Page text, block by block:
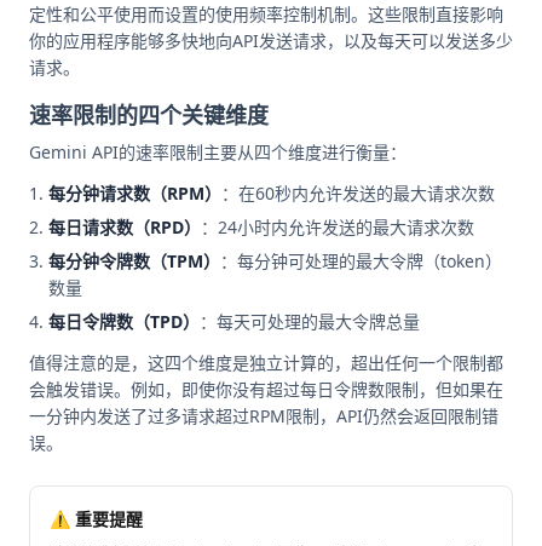
定性和公平使用而设置的使用频率控制机制。这些限制直接影响
你的应用程序能够多快地向API发送请求，以及每天可以发送多少
请求。
速率限制的四个关键维度
Gemini API的速率限制主要从四个维度进行衡量：
每分钟请求数（RPM） ：在60秒内允许发送的最大请求次数
每日请求数（RPD） ：24小时内允许发送的最大请求次数
每分钟令牌数（TPM） ：每分钟可处理的最大令牌（token）
数量
每日令牌数（TPD） ：每天可处理的最大令牌总量
值得注意的是，这四个维度是独立计算的，超出任何一个限制都
会触发错误。例如，即使你没有超过每日令牌数限制，但如果在
一分钟内发送了过多请求超过RPM限制，API仍然会返回限制错
误。
⚠️ 重要提醒